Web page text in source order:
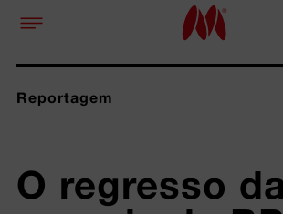
Reportagem
O regresso da